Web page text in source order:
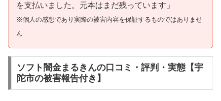
を支払いました。元本はまだ残っています」
※個人の感想であり実際の被害内容を保証するものではありませ
ん
ソフト闇金まるきんの口コミ・評判・実態【宇
陀市の被害報告付き】